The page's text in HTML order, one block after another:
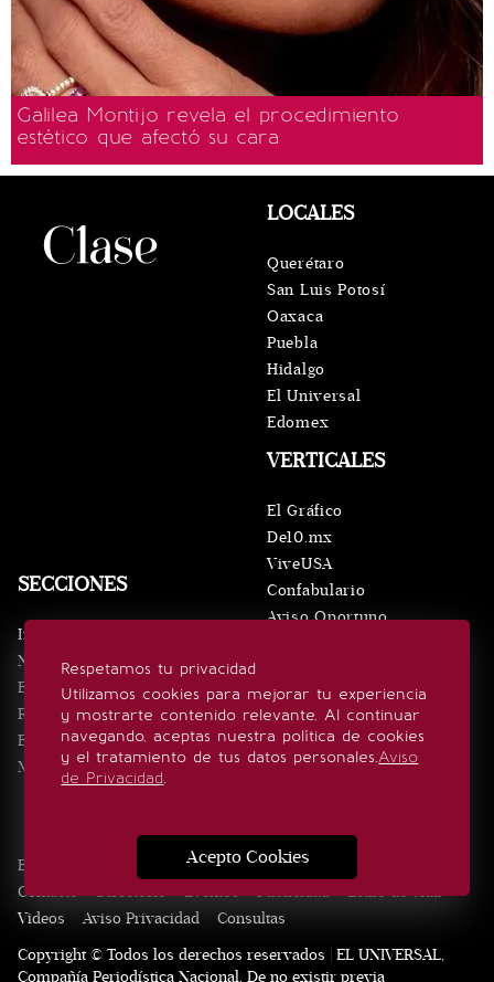
Galilea Montijo revela el procedimiento
estético que afectó su cara
Respetamos tu privacidad
Utilizamos cookies para mejorar tu experiencia
y mostrarte contenido relevante. Al continuar
navegando, aceptas nuestra política de cookies
y el tratamiento de tus datos personales.Aviso
de Privacidad.
Acepto Cookies
SECCIONES
Inicio
Noticias
Eventos
Realeza
Estilo de vida
Minuto x Minuto
VERTICALES
El Gráfico
De10.mx
ViveUSA
Confabulario
Aviso Oportuno
LOCALES
Querétaro
San Luis Potosí
Oaxaca
Puebla
Hidalgo
El Universal
Edomex
SÍGUENOS
Edición Impresa Noticias Quiénes somos
Contacto
Directorio Eventos Publicidad
Estilo de vida
Videos
Aviso Privacidad
Consultas
Copyright © Todos los derechos reservados | EL UNIVERSAL,
Compañía Periodística Nacional. De no existir previa